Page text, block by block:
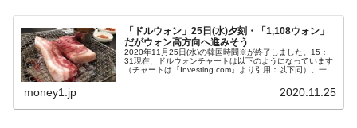
『Money1』
韓国半導体『SKハイニックス』2026年2Qの
業績「史上最高益」当期純利益は前年同期比13.4倍に。
『Money1』
韓国･加徳島新国際空港「またも暗礁」の危
機 ⇒ 10.7兆では損が出るからできない。
『Money1』
【速報】韓国株式市場の暴落・本日07月29
「ドルウォン」25日(水)夕刻・「1,108ウォン」
だがウォン高方向へ進みそう
2020年11月25日(水)の韓国時間※が終了しました。15：
31現在、ドルウォンチャートは以下のようになっています
（チャートは『Investing.com』より引用：以下同）。一時
money1.jp 2020.11.25